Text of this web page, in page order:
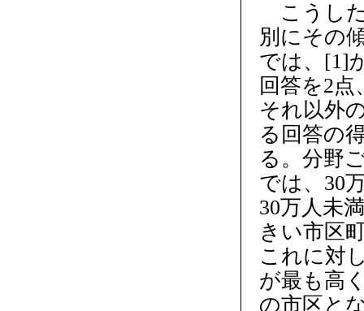
こうし
別にその
では、[1]
回答を2
それ以外
る回答の
る。分野
では、30
30万人未
きい市区
これに対
が最も高
の市区と